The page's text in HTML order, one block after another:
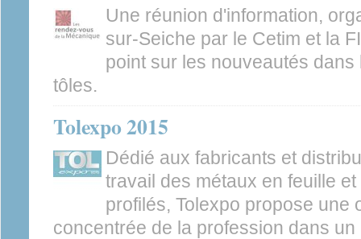
Une réunion d'information,
sur-Seiche par le Cetim et la
point sur les nouveautés
tôles.
Tolexpo 2015
Dédié aux fabricants et
travail des métaux en feuille
profilés, Tolexpo propose une
concentrée de la profession dans